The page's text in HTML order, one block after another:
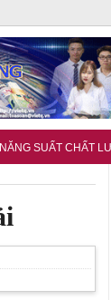
NĂNG SUẤT CHẤT